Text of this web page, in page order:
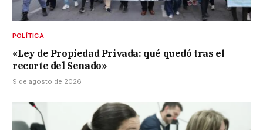
POLÍTICA
«Ley de Propiedad Privada: qué quedó tras el
recorte del Senado»
9 de agosto de 2026